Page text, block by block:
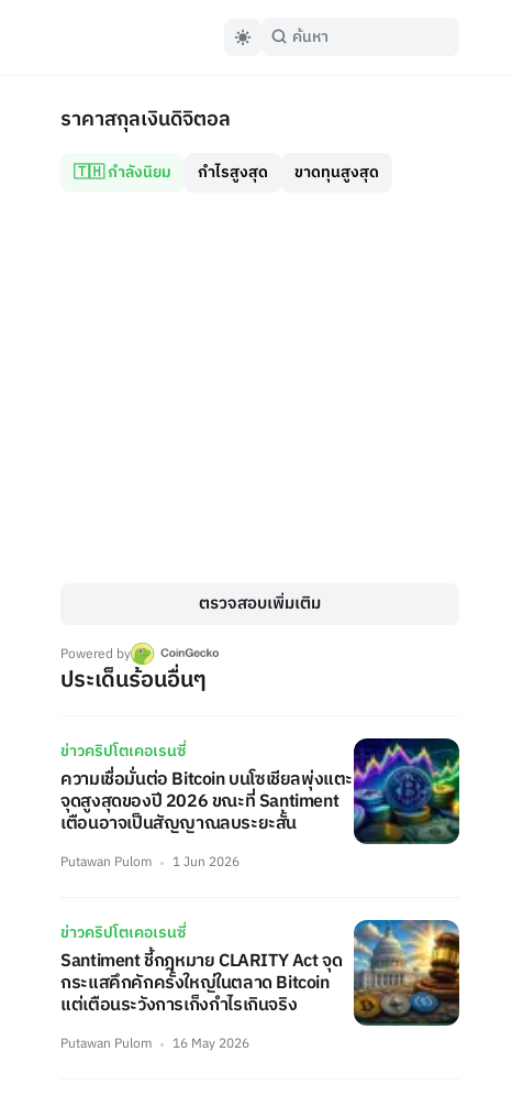
ราคาสกุลเงินดิจิตอล
🇹🇭 กำลังนิยม กำไรสูงสุด ขาดทุนสูงสุด
ตรวจสอบเพิ่มเติม
Powered by
ประเด็นร้อนอื่นๆ
ข่าวคริปโตเคอเรนซี่
ความเชื่อมั่นต่อ Bitcoin บนโซเชียลพุ่งแตะ
จุดสูงสุดของปี 2026 ขณะที่ Santiment
เตือนอาจเป็นสัญญาณลบระยะสั้น
Putawan Pulom 1 Jun 2026
ข่าวคริปโตเคอเรนซี่
Santiment ชี้กฎหมาย CLARITY Act จุด
กระแสคึกคักครั้งใหญ่ในตลาด Bitcoin
แต่เตือนระวังการเก็งกำไรเกินจริง
Putawan Pulom 16 May 2026